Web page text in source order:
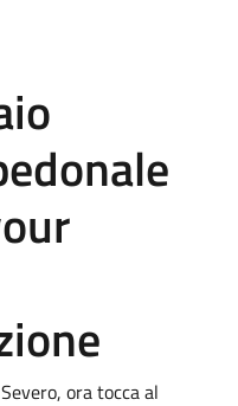
ora tocca al